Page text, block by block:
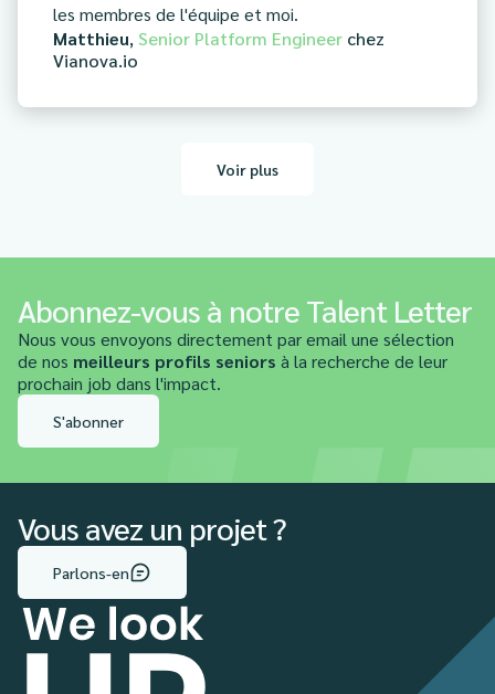
les membres de l'équipe et moi.
Matthieu, Senior Platform Engineer chez
Vianova.io
Voir plus
Abonnez-vous à notre Talent Letter
Nous vous envoyons directement par email une sélection
de nos meilleurs profils seniors à la recherche de leur
prochain job dans l'impact.
S'abonner
Vous avez un projet ?
Parlons-en